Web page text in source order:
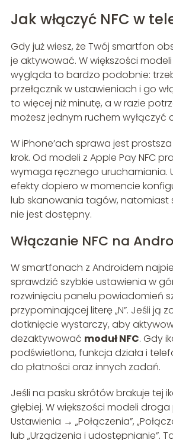
Jak włączyć NFC w
Gdy już wiesz, że Twój smartfon
je aktywować. W większości
wygląda to bardzo podobnie:
przełącznik w ustawieniach i go
to więcej niż minutę, a w razie
możesz jednym ruchem wyłączyć
W iPhone’ach sprawa jest
krok. Od modeli z Apple Pay NFC
wymaga ręcznego uruchamiania.
efekty dopiero w momencie
lub skanowania tagów, natomiast
nie jest dostępny.
Włączanie NFC na
W smartfonach z Androidem
sprawdzić szybkie ustawienia w
rozwinięciu panelu powiadomień
przypominającej literę „N”. Jeśli ją
dotknięcie wystarczy, aby
dezaktywować moduł NFC. Gdy
podświetlona, funkcja działa i
do płatności oraz innych zadań.
Jeśli na pasku skrótów brakuje tej
głębiej. W większości modeli
Ustawienia → „Połączenia”,
lub „Urządzenia i udostępnianie”.